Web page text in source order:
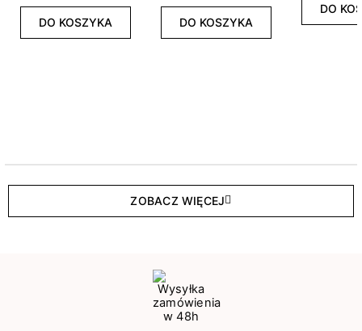
DO KOSZYKA DO KOSZYKA
DO
ZOBACZ WIĘCEJ